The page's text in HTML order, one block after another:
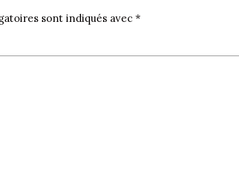
sont indiqués avec *